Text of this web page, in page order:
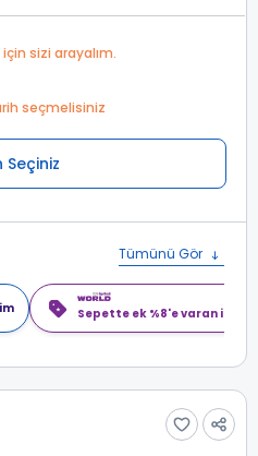
sizi arayalım.
seçmelisiniz
Seçiniz
Tümünü Gör
Sepette ek %8'e varan